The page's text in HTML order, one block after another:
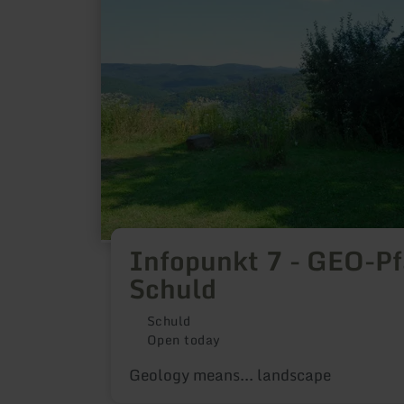
Infopunkt 7 - GEO-
Schuld
Schuld
Open today
Geology means... landscape